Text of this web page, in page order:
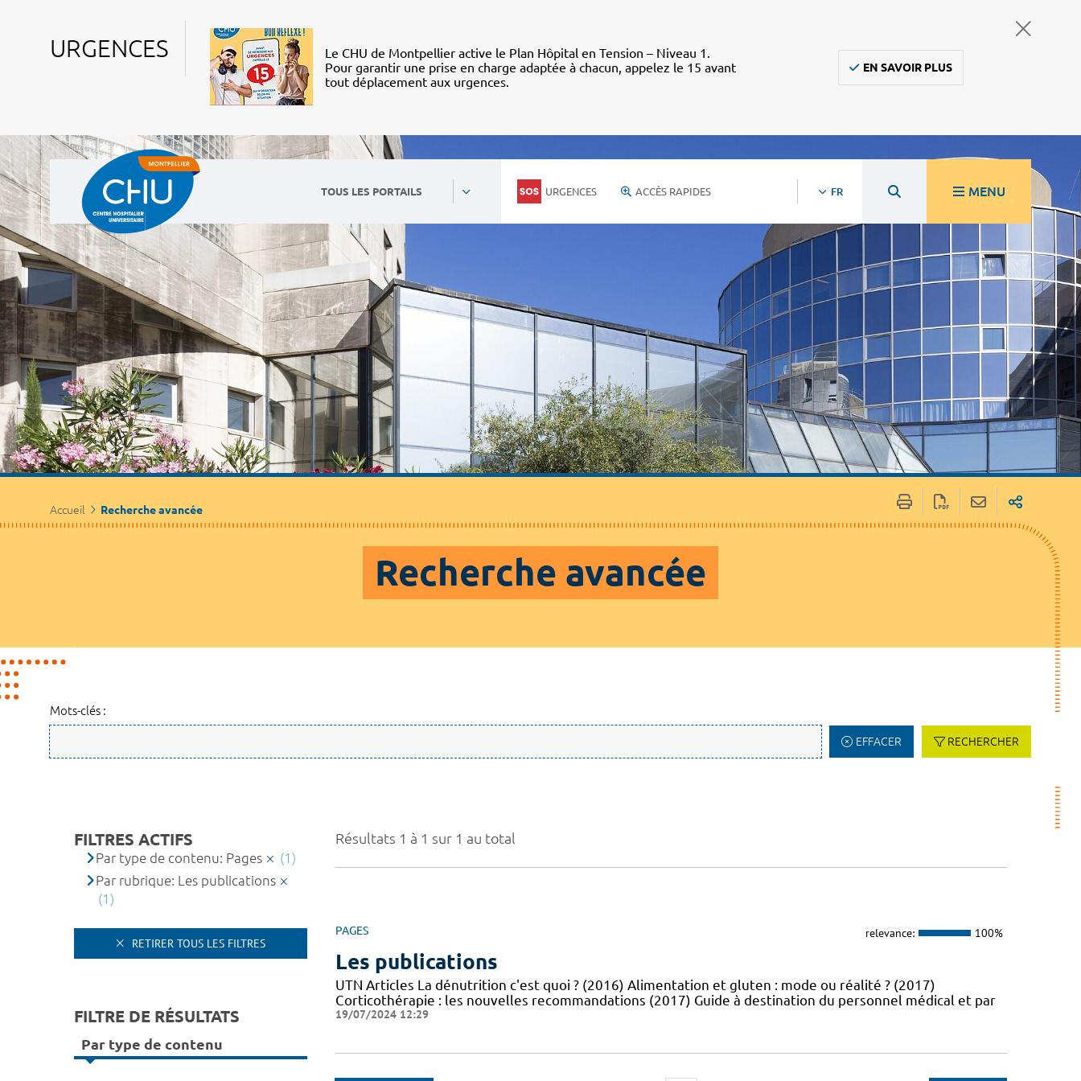
URGENCES
Le CHU de Montpellier active le Plan Hôpital en Tension – Niveau 1.
Pour garantir une prise en charge adaptée à chacun, appelez le 15 avant
tout déplacement aux urgences.
EN SAVOIR PLUS
TOUS LES PORTAILS URGENCES ACCÈS RAPIDES FR MENU
Accueil Recherche avancée
Recherche avancée
Mots-clés :
EFFACER RECHERCHER
Résultats 1 à 1 sur 1 au total
PAGES relevance: 100%
Les publications
UTN Articles La dénutrition c'est quoi ? (2016) Alimentation et gluten : mode ou réalité ? (2017)
Corticothérapie : les nouvelles recommandations (2017) Guide à destination du personnel médical et par
19/07/2024 12:29
FILTRES ACTIFS
Par type de contenu: Pages
(1)
Par rubrique: Les publications
(1)
RETIRER TOUS LES FILTRES
FILTRE DE RÉSULTATS
Par type de contenu